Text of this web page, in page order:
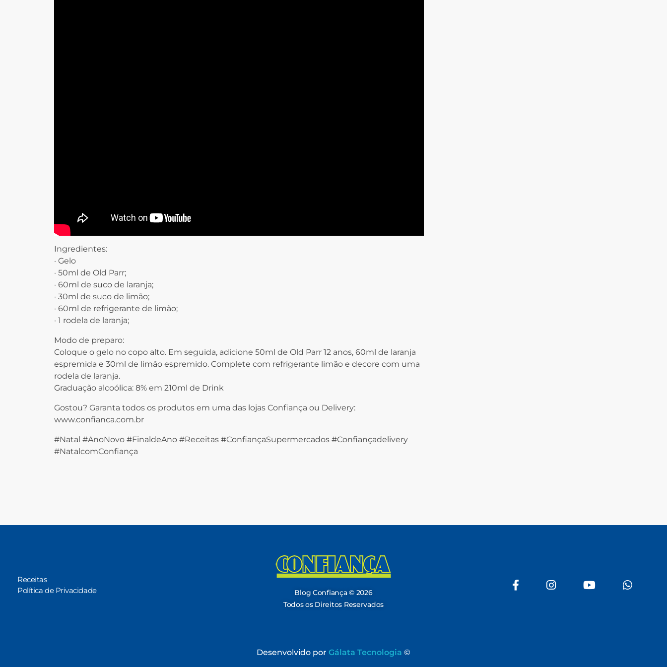
Ingredientes:
· Gelo
· 50ml de Old Parr;
· 60ml de suco de laranja;
· 30ml de suco de limão;
· 60ml de refrigerante de limão;
· 1 rodela de laranja;
Modo de preparo:
Coloque o gelo no copo alto. Em seguida, adicione 50ml de Old Parr 12 anos, 60ml de laranja
espremida e 30ml de limão espremido. Complete com refrigerante limão e decore com uma
rodela de laranja.
Graduação alcoólica: 8% em 210ml de Drink
Gostou? Garanta todos os produtos em uma das lojas Confiança ou Delivery:
www.confianca.com.br
#Natal #AnoNovo #FinaldeAno #Receitas #ConfiançaSupermercados #Confiançadelivery
#NatalcomConfiança
Receitas
Política de Privacidade
Blog Confiança © 2026
Todos os Direitos Reservados
Desenvolvido por Gálata Tecnologia ©